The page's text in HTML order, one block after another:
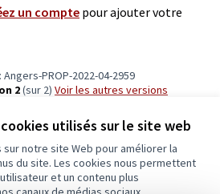
utilisés sur le site web
notre site Web pour améliorer la
du site. Les cookies nous permettent
et un contenu plus
un compte pour ajouter votre
PROP-2022-04-2959
2(sur 2)
voir les autres versions